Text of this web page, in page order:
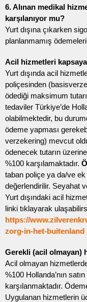
6. Alınan medikal
karşılanıyor mu?
Yurt dışına çıkarken
planlanmamış
Acil hizmetleri
Yurt dışında acil
poliçesinden
ödediği maksimum
tedaviler Türkiye’de
olabilmektedir, bu
ödeme yapması
verzekering) mevcut
ödenecek tutarın
%100 karşılamaktadır.
taban poliçe ya da/ve
değerlendirilir. Seyahat
Yurt dışındaki acil
linki tıklayarak
https://
zorg-in-het-buitenland
Gerekli (acil olmayan)
Acil olmayan
%100 Hollanda’nın
karşılanmaktadır.
Uygulanan hizmetlerin